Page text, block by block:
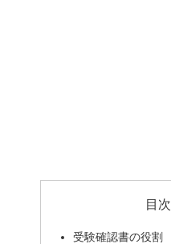
目次
受験確認書の役割